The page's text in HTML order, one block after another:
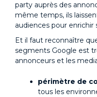
party auprès des
même temps, ils
audiences pour
Et il faut reconnaître
segments Google est
annonceurs et les
périmètre de
tous les